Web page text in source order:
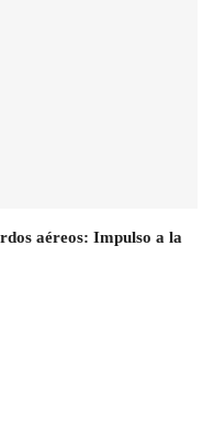
aéreos: Impulso a la